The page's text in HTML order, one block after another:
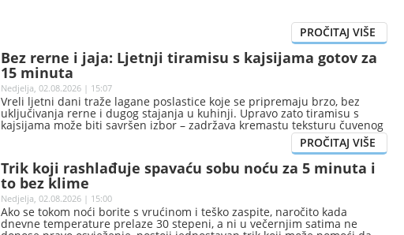
Bez rerne i jaja: Ljetnji tiramisu s kajsijama gotov za
15 minuta
Nedjelja, 02.08.2026 | 15:07
Vreli ljetni dani traže lagane poslastice koje se pripremaju brzo, bez
uključivanja rerne i dugog stajanja u kuhinji. Upravo zato tiramisu s
kajsijama može biti savršen izbor – zadržava kremastu teksturu čuvenog
italijanskog deserta, ali dobija potpuno novo, osvježavajuće lice
Trik koji rashlađuje spavaću sobu noću za 5 minuta i
to bez klime
Nedjelja, 02.08.2026 | 15:00
Ako se tokom noći borite s vrućinom i teško zaspite, naročito kada
dnevne temperature prelaze 30 stepeni, a ni u večernjim satima ne